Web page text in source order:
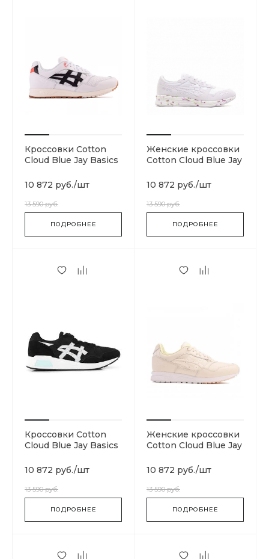
Кроссовки Cotton
Cloud Blue Jay Basics
10 872 руб./шт
13 590 руб.
ПОДРОБНЕЕ
Женские кроссовки
Cotton Cloud Blue Jay
10 872 руб./шт
13 590 руб.
ПОДРОБНЕЕ
Кроссовки Cotton
Cloud Blue Jay Basics
10 872 руб./шт
13 590 руб.
ПОДРОБНЕЕ
Женские кроссовки
Cotton Cloud Blue Jay
10 872 руб./шт
13 590 руб.
ПОДРОБНЕЕ